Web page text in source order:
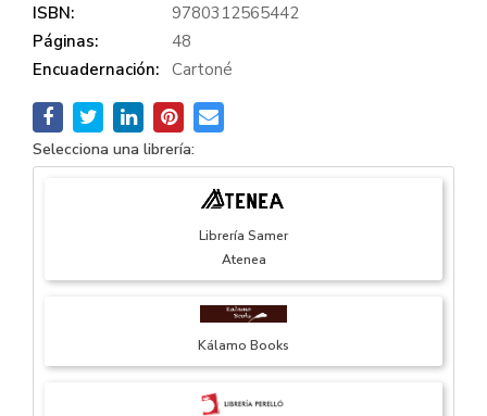
ISBN:
9780312565442
Páginas:
48
Encuadernación: Cartoné
Selecciona una librería:
Librería Samer
Atenea
Kálamo Books